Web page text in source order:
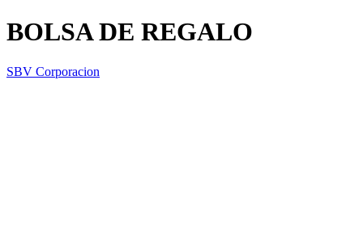
BOLSA DE REGALO
SBV Corporacion